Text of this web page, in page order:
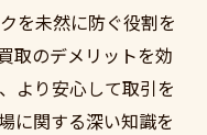
を未然に防ぐ役割を
取のデメリットを効
より安心して取引を
に関する深い知識を